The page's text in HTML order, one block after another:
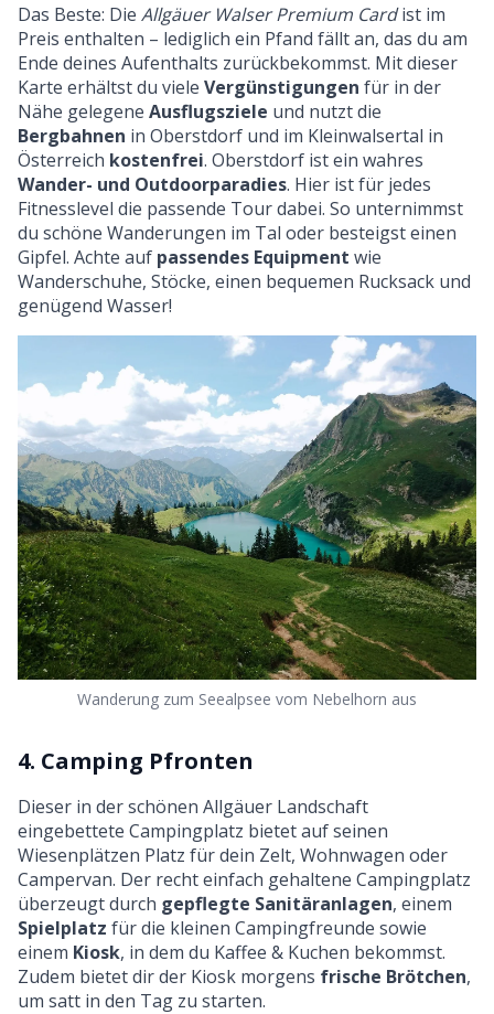
Das Beste: Die Allgäuer Walser Premium Cardist im
Preis enthalten – lediglich ein Pfand fällt an, das du am
Ende deines Aufenthalts zurückbekommst. Mit dieser
Karte erhältst du viele Vergünstigungen für in der
Nähe gelegene Ausflugsziele und nutzt die
Bergbahnen in Oberstdorf und im Kleinwalsertal in
Österreich kostenfrei. Oberstdorf ist ein wahres
Wander- und Outdoorparadies. Hier ist für jedes
Fitnesslevel die passende Tour dabei. So unternimmst
du schöne Wanderungen im Tal oder besteigst einen
Gipfel. Achte auf passendes Equipment wie
Wanderschuhe, Stöcke, einen bequemen Rucksack und
genügend Wasser!
Wanderung zum Seealpsee vom Nebelhorn aus
4. Camping Pfronten
Dieser in der schönen Allgäuer Landschaft
eingebettete Campingplatz bietet auf seinen
Wiesenplätzen Platz für dein Zelt, Wohnwagen oder
Campervan. Der recht einfach gehaltene Campingplatz
überzeugt durch gepflegte Sanitäranlagen, einem
Spielplatz für die kleinen Campingfreunde sowie
einem Kiosk, in dem du Kaffee & Kuchen bekommst.
Zudem bietet dir der Kiosk morgens frische Brötchen,
um satt in den Tag zu starten.